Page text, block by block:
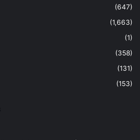
(647)
(1,663)
(1)
(358)
(131)
(153)